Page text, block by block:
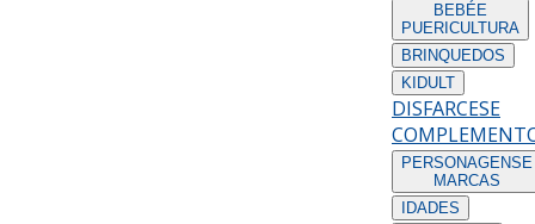
BEBÉE
PUERICULTURA
BRINQUEDOS
KIDULT
DISFARCESE
PERSONAGENS E
MARCAS
IDADES